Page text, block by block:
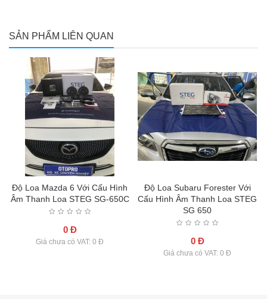
SẢN PHẨM LIÊN QUAN
Độ Loa Mazda 6 Với Cấu Hình
Âm Thanh Loa STEG SG-650C
0 Đ
Giá chưa có VAT: 0 Đ
Độ Loa Subaru Forester Với
Cấu Hình Âm Thanh Loa STEG
SG 650
0 Đ
Giá chưa có VAT: 0 Đ